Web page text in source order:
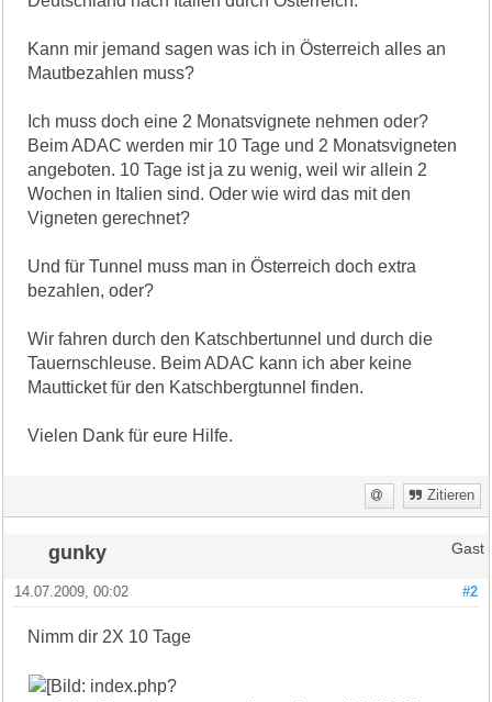
Kann mir jemand sagen was ich in Österreich alles an
Mautbezahlen muss?
Ich muss doch eine 2 Monatsvignete nehmen oder?
Beim ADAC werden mir 10 Tage und 2 Monatsvigneten
angeboten. 10 Tage ist ja zu wenig, weil wir allein 2
Wochen in Italien sind. Oder wie wird das mit den
Vigneten gerechnet?
Und für Tunnel muss man in Österreich doch extra
bezahlen, oder?
Wir fahren durch den Katschbertunnel und durch die
Tauernschleuse. Beim ADAC kann ich aber keine
Mautticket für den Katschbergtunnel finden.
Vielen Dank für eure Hilfe.
Zitieren
gunky Gast
#2
14.07.2009, 00:02
Nimm dir 2X 10 Tage